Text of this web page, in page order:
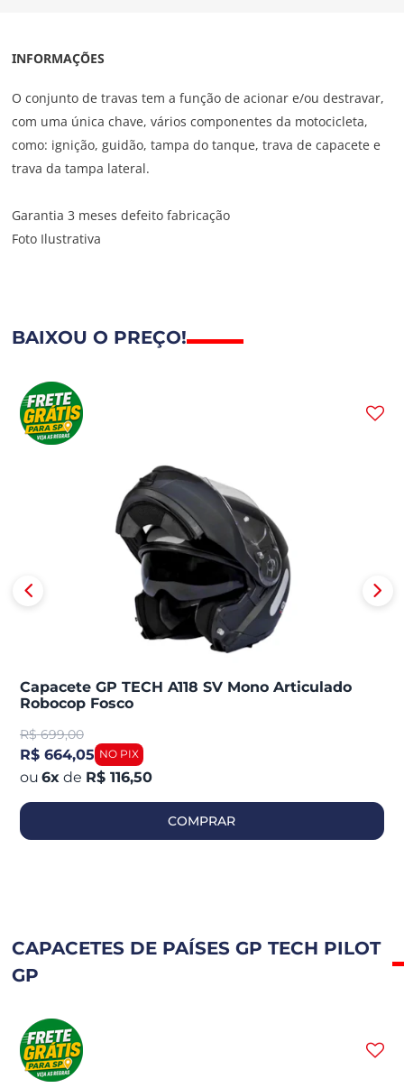
INFORMAÇÕES
O conjunto de travas tem a função de acionar e/ou destravar,
com uma única chave, vários componentes da motocicleta,
como: ignição, guidão, tampa do tanque, trava de capacete e
trava da tampa lateral.
Garantia 3 meses defeito fabricação
Foto Ilustrativa
BAIXOU O PREÇO!
Capacete GP TECH A118 SV Mono Articulado
Robocop Fosco
R$ 699,00
R$ 664,05
6x de R$ 116,50
COMPRAR
CAPACETES DE PAÍSES GP TECH PILOT
GP